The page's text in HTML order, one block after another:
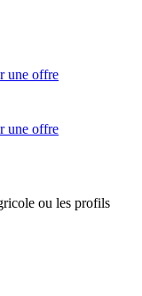
une offre
une offre
ou les profils